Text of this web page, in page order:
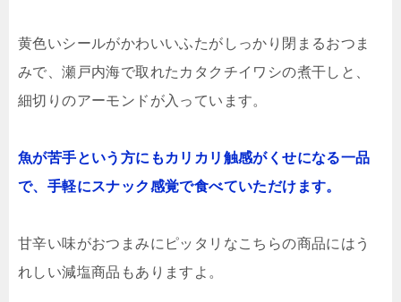
黄色いシールがかわいいふたがしっかり閉まるおつま
みで、瀬戸内海で取れたカタクチイワシの煮干しと、
細切りのアーモンドが入っています。
魚が苦手という方にもカリカリ触感がくせになる一品
で、手軽にスナック感覚で食べていただけます。
甘辛い味がおつまみにピッタリなこちらの商品にはう
れしい減塩商品もありますよ。